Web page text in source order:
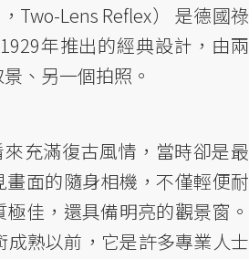
，Two-Lens Reflex） 是德國祿
年推出的經典設計，由兩
、另一個拍照。
來充滿復古風情，當時卻是最
面的隨身相機，不僅輕便耐
佳，還具備明亮的觀景窗。
成熟以前，它是許多專業人士